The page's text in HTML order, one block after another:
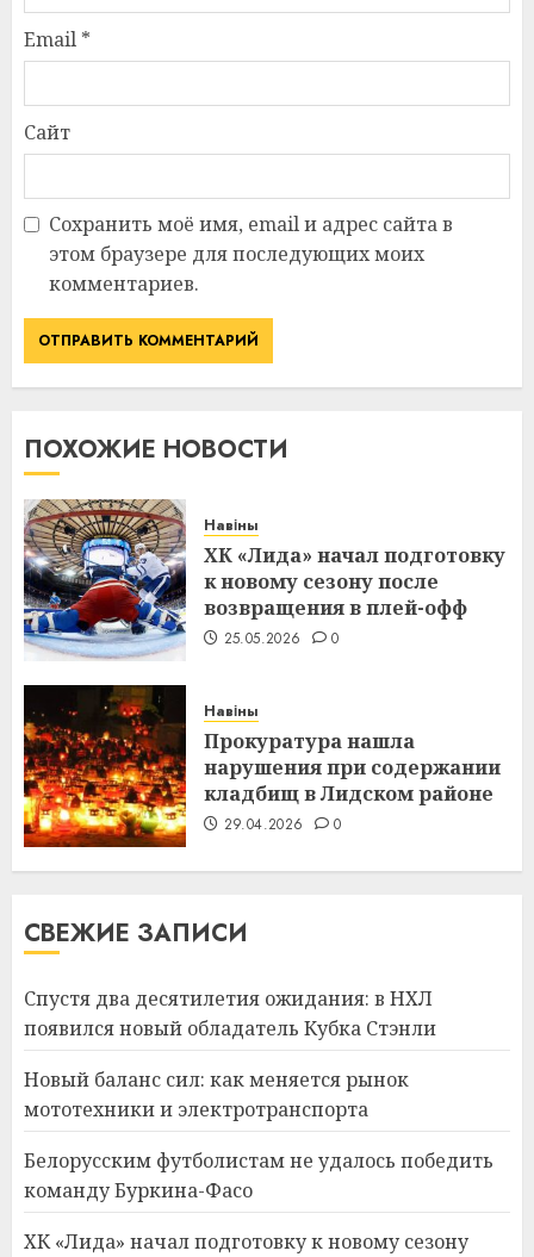
Email *
Сайт
Сохранить моё имя, email и адрес сайта в
этом браузере для последующих моих
комментариев.
ПОХОЖИЕ НОВОСТИ
Навіны
ХК «Лида» начал подготовку
к новому сезону после
возвращения в плей-офф
25.05.2026 0
Навіны
Прокуратура нашла
нарушения при содержании
кладбищ в Лидском районе
29.04.2026 0
СВЕЖИЕ ЗАПИСИ
Спустя два десятилетия ожидания: в НХЛ
появился новый обладатель Кубка Стэнли
Новый баланс сил: как меняется рынок
мототехники и электротранспорта
Белорусским футболистам не удалось победить
команду Буркина-Фасо
ХК «Лида» начал подготовку к новому сезону